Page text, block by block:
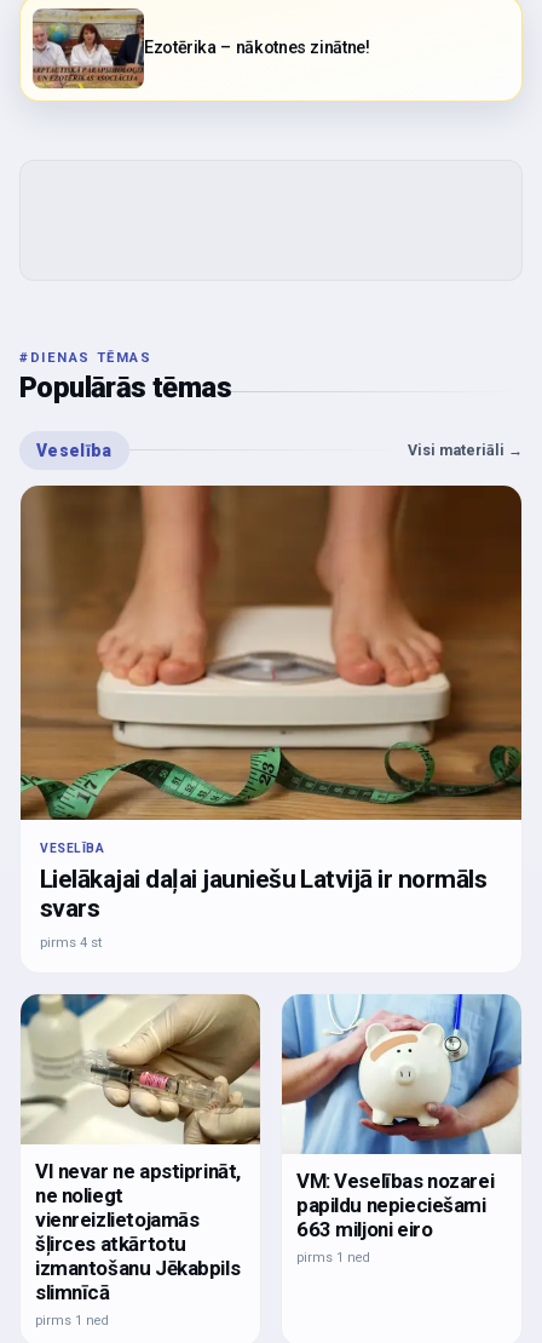
Ezotērika – nākotnes zinātne!
# DIENAS TĒMAS
Populārās tēmas
Veselība Visi materiāli →
VESELĪBA
Lielākajai daļai jauniešu Latvijā ir normāls
svars
pirms 4 st
VI nevar ne apstiprināt,
ne noliegt
vienreizlietojamās
šļirces atkārtotu
izmantošanu Jēkabpils
slimnīcā
pirms 1 ned
VM: Veselības nozarei
papildu nepieciešami
663 miljoni eiro
pirms 1 ned